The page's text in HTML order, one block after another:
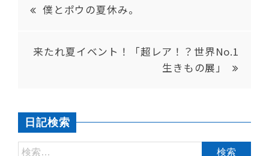
僕とポウの夏休み。
来たれ夏イベント！「超レア！？世界No.1
生きもの展」
日記検索